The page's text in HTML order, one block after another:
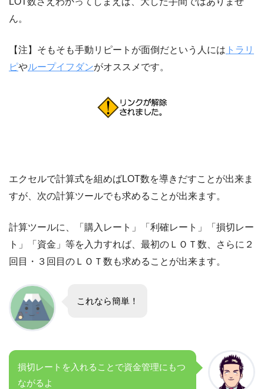
ん。
【注】そもそも手動リピートが面倒だという人には トラリ
ピやループイフダンがオススメです。
エクセルで計算式を組めばLOT数を導きだすことが出来ま
すが、次の計算ツールでも求めることが出来ます。
計算ツールに、「購入レート」「利確レート」「損切レー
ト」「資金」等を入力すれば、最初のＬＯＴ数、さらに２
回目・３回目のＬＯＴ数も求めることが出来ます。
これなら簡単！
損切レートを入れることで資金管理にもつ
ながるよ